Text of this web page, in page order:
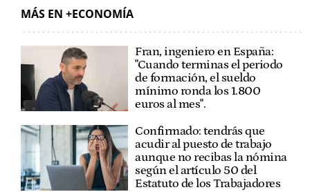
MÁS EN +ECONOMÍA
Fran, ingeniero en España:
"Cuando terminas el periodo
de formación, el sueldo
mínimo ronda los 1.800
euros al mes".
Confirmado: tendrás que
acudir al puesto de trabajo
aunque no recibas la nómina
según el artículo 50 del
Estatuto de los Trabajadores